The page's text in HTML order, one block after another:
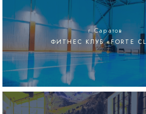
г.Саратов
ФИТНЕС КЛУБ «FORTE